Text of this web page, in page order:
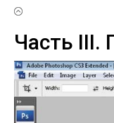
Часть III.